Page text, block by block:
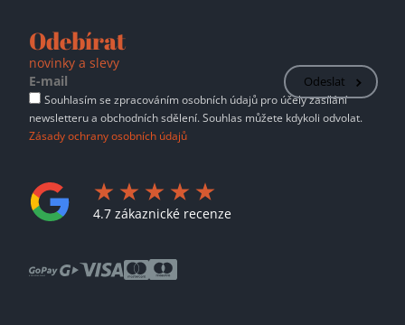
Odebírat
novinky a slevy
Odeslat
Souhlasím se zpracováním osobních údajů pro účely zasílání
newsletteru a obchodních sdělení. Souhlas můžete kdykoli odvolat.
Zásady ochrany osobních údajů
4.7 zákaznické recenze